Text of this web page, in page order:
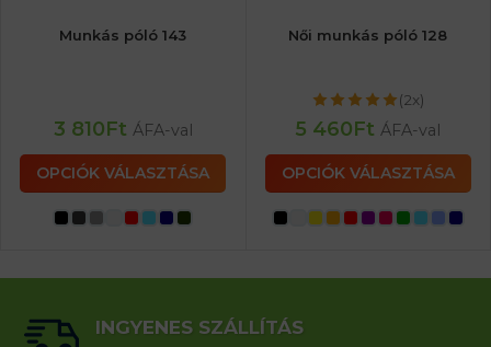
Munkás póló 143
3 810Ft ÁFA-val
OPCIÓK VÁLASZTÁSA
Női munkás póló 128
(2x)
5 460Ft ÁFA-val
OPCIÓK VÁLASZTÁSA
INGYENES SZÁLLÍTÁS